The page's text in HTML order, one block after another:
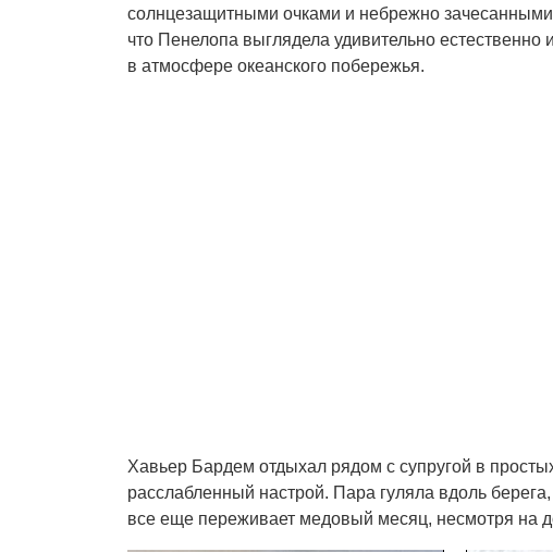
солнцезащитными очками и небрежно
что Пенелопа выглядела удивительно
в атмосфере океанского побережья.
Хавьер Бардем отдыхал рядом с супругой в
расслабленный настрой. Пара гуляла вдоль
все еще переживает медовый месяц, несмотря на